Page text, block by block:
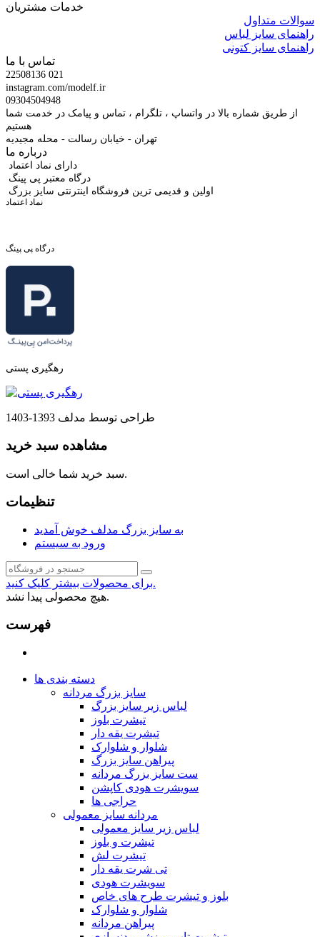
خدمات مشتریان
سوالات متداول
راهنمای سایز لباس
راهنمای سایز کتونی
تماس با ما
22508136 021
instagram.com/modelf.ir
09304504948
از طریق شماره بالا در واتساپ ، تلگرام ، تماس و پیامک در خدمت شما
هستیم
تهران - خیابان رسالت - محله مجیدیه
درباره ما
دارای نماد اعتماد
درگاه معتبر پی پینگ
اولین و قدیمی ترین فروشگاه اینترنتی سایز بزرگ
نماد اعتماد
درگاه پی پینگ
رهگیری پستی
طراحی توسط مدلف 1393-1403
مشاهده سبد خرید
سبد خرید شما خالی است.
تنظیمات
به سایز بزرگ مدلف خوش آمدید
ورود به سیستم
برای محصولات بیشتر کلیک کنید.
هیچ محصولی پیدا نشد.
فهرست
دسته بندی ها
سایز بزرگ مردانه
لباس زیر سایز بزرگ
تیشرت بلوز
تیشرت یقه دار
شلوار و شلوارک
پیراهن سایز بزرگ
ست سایز بزرگ مردانه
سویشرت هودی کاپشن
حراجی ها
مردانه سایز معمولی
لباس زیر سایز معمولی
تیشرت و بلوز
تیشرت لش
تی شرت یقه دار
سویشرت هودی
بلوز و تیشرت طرح های خاص
شلوار و شلوارک
پیراهن مردانه